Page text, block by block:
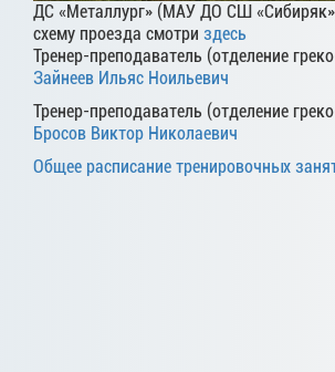
ДС «Металлург» (МАУ ДО СШ
схему проезда смотри здесь
Тренер-преподаватель (отделение
Зайнеев Ильяс Ноильевич
Тренер-преподаватель (отделение
Бросов Виктор Николаевич
Общее расписание тренировочных